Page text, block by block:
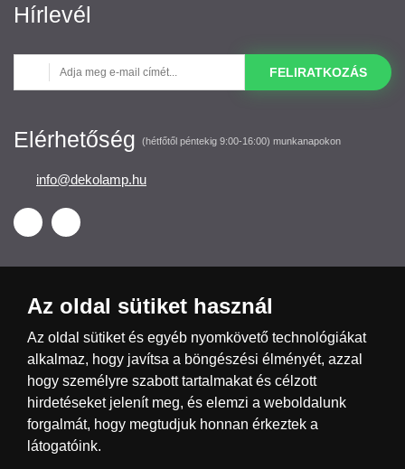
Hírlevél
FELIRATKOZÁS
Elérhetőség (hétfőtől péntekig 9:00-16:00) munkanapokon
info@dekolamp.hu
Česká republika Slovensko Deutschland
Magyarország Österreich België
Nederland
Az oldal sütiket használ
Az oldal sütiket és egyéb nyomkövető technológiákat
alkalmaz, hogy javítsa a böngészési élményét, azzal
hogy személyre szabott tartalmakat és célzott
hirdetéseket jelenít meg, és elemzi a weboldalunk
forgalmát, hogy megtudjuk honnan érkeztek a
látogatóink.